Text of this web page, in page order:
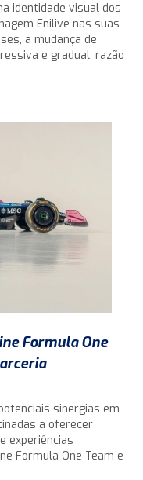
identidade visual dos
Enilive nas suas
a mudança de
e gradual, razão
Formula One
sinergias em
a oferecer
experiências
Formula One Team e